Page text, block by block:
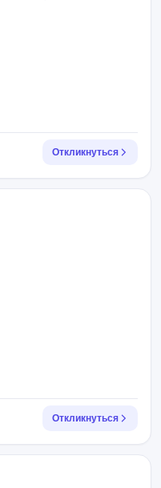
Откликнуться
Откликнуться